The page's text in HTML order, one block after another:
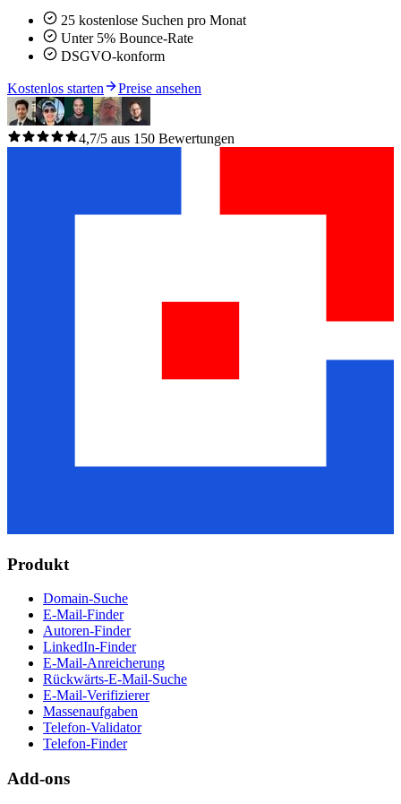
25 kostenlose Suchen pro Monat
Unter 5% Bounce-Rate
DSGVO-konform
Kostenlos starten Preise ansehen
4,7/5 aus 150 Bewertungen
Produkt
Domain-Suche
E-Mail-Finder
Autoren-Finder
LinkedIn-Finder
E-Mail-Anreicherung
Rückwärts-E-Mail-Suche
E-Mail-Verifizierer
Massenaufgaben
Telefon-Validator
Telefon-Finder
Add-ons